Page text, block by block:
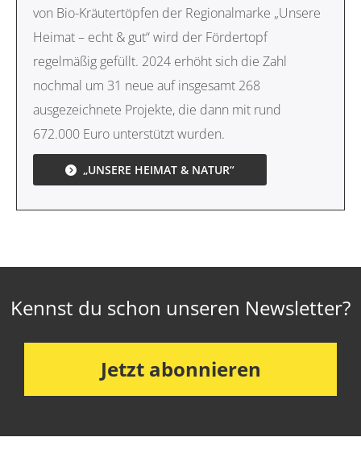
von Bio-Kräutertöpfen der Regionalmarke „Unsere
Heimat – echt & gut“ wird der Fördertopf
regelmäßig gefüllt. 2024 erhöht sich die Zahl
nochmal um 31 neue auf insgesamt 268
ausgezeichnete Projekte, die dann mit rund
672.000 Euro unterstützt wurden.
„UNSERE HEIMAT & NATUR“
Kennst du schon unseren Newsletter?
Jetzt abonnieren